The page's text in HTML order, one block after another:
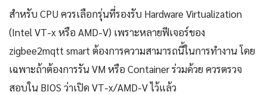
สำหรับ CPU ควรเลือกรุ่นที่รองรับ Hardware Virtualization
(Intel VT-x หรือ AMD-V) เพราะหลายฟีเจอร์ของ
zigbee2mqtt smart ต้องการความสามารถนี้ในการทำงาน โดย
เฉพาะถ้าต้องการรัน VM หรือ Container ร่วมด้วย ควรตรวจ
สอบใน BIOS ว่าเปิด VT-x/AMD-V ไว้แล้ว